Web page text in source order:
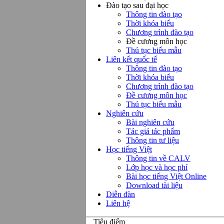
Đào tạo sau đại học
Thông tin đào tạo
Thời khóa biểu
Chương trình đào tạo
Đề cương môn học
Thủ tục biểu mẫu
Liên kết quốc tế
Thông tin đào tạo
Thời khóa biểu
Chương trình đào tạo
Đề cương môn học
Thủ tục biểu mẫu
Nghiên cứu
Bài nghiên cứu
Tác giả tác phẩm
Thông tin tư liệu
Học tiếng Việt
Thông tin về CALV
Lớp học và học phí
Bài học tiếng Việt Online
Download tài liệu
Diễn đàn
Liên hệ
Tiêu điểm